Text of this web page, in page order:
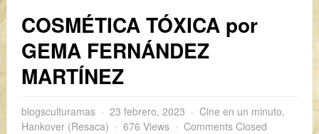
COSMÉTICA TÓXICA por
GEMA FERNÁNDEZ
MARTÍNEZ
blogsculturamas 23 febrero, 2023 Cine en un minuto,
Hankover (Resaca)
676 Views Comments Closed